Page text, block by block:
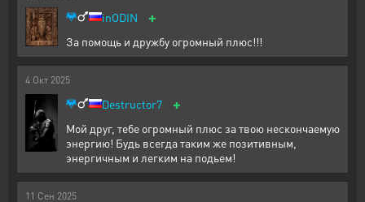
inODIN +
За помощь и дружбу огромный плюс!!!
4 Окт 2025
Destructor7 +
Мой друг, тебе огромный плюс за твою нескончаемую
энергию! Будь всегда таким же позитивным,
энергичным и легким на подьем!
11 Сен 2025